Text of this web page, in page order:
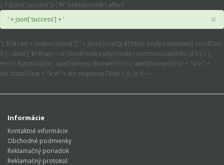
} if (json['success']) { $('.breadcrumb').after('
' + json['success'] + '
×
'); $('#cart > button').html('
' + json['total']); $('html, body').animate({ scrollTop:
0 }, 'slow'); $('#cart > ul').load('index.php?route=common/cart/info ul li'); } },
error: function(xhr, ajaxOptions, thrownError) { alert(thrownError + "\r\n" +
xhr.statusText + "\r\n" + xhr.responseText); } }); }); //-->
Informácie
Kontaktné informácie
Obchodné podmienky
Reklamačný poriadok
Reklamačný protokol